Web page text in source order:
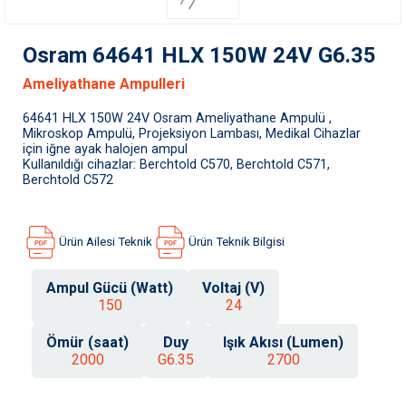
Osram 64641 HLX 150W 24V G6.35
Ameliyathane Ampulleri
64641 HLX 150W 24V Osram Ameliyathane Ampulü ,
Mikroskop Ampulü, Projeksiyon Lambası, Medikal Cihazlar
için iğne ayak halojen ampul
Kullanıldığı cihazlar: Berchtold C570, Berchtold C571,
Berchtold C572
Ürün Ailesi Teknik Ürün Teknik Bilgisi
Ampul Gücü (Watt)
150
Voltaj (V)
24
Ömür (saat)
2000
Duy
G6.35
Işık Akısı (Lumen)
2700